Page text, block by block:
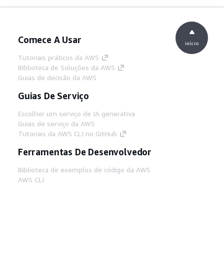
Comece A Usar
Tutoriais práticos da AWS
Biblioteca de Soluções da AWS
Guias de decisão da AWS
Guias De Serviço
Escolher um serviço de IA generativa
Guias de serviço da AWS
Tutoriais da AWS CLI no GitHub
Ferramentas De Desenvolvedor
Biblioteca de exemplos de código da AWS
AWS CLI
início